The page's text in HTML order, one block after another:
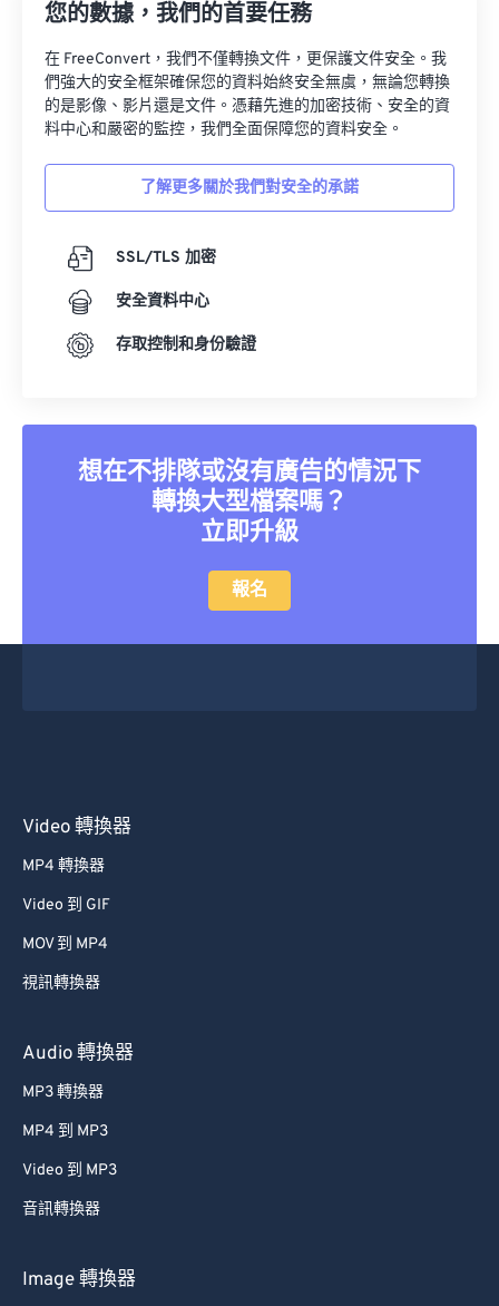
您的數據，我們的首要任務
在 FreeConvert，我們不僅轉換文件，更保護文件安全。我
們強大的安全框架確保您的資料始終安全無虞，無論您轉換
的是影像、影片還是文件。憑藉先進的加密技術、安全的資
料中心和嚴密的監控，我們全面保障您的資料安全。
了解更多關於我們對安全的承諾
SSL/TLS 加密
安全資料中心
存取控制和身份驗證
想在不排隊或沒有廣告的情況下
轉換大型檔案嗎？
立即升級
報名
Video 轉換器
MP4 轉換器
Video 到 GIF
MOV 到 MP4
視訊轉換器
Audio 轉換器
MP3 轉換器
MP4 到 MP3
Video 到 MP3
音訊轉換器
Image 轉換器